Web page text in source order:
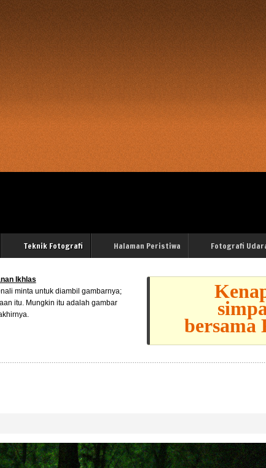
Teknik Fotografi Halaman Peristiwa Fotografi
Ikhlas
minta untuk diambil gambarnya;
itu. Mungkin itu adalah gambar
bersama